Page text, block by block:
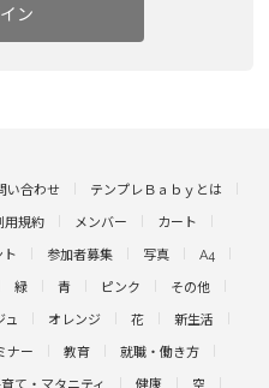
ン
い合わせ テンプレＢａｂｙとは
用規約 メンバー カート
ト 参加者募集 写真 A4
緑 青 ピンク その他
ュ オレンジ 花 新生活
ナー 教育 就職・働き方